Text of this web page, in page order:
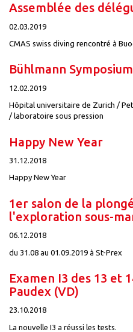
Assemblée des
02.03.2019
CMAS swiss diving rencontré à
Bühlmann
12.02.2019
Hôpital universitaire de Zurich /
/ laboratoire sous pression
Happy New Year
31.12.2018
Happy New Year
1er salon de la
l'exploration sous-
06.12.2018
du 31.08 au 01.09.2019 à St-Prex
Examen I3 des 13 et
Paudex (VD)
23.10.2018
La nouvelle I3 a réussi les tests.